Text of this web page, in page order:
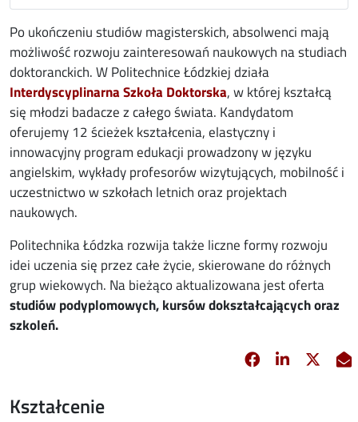
Po ukończeniu studiów magisterskich, absolwenci mają
możliwość rozwoju zainteresowań naukowych na studiach
doktoranckich. W Politechnice Łódzkiej działa
Interdyscyplinarna Szkoła Doktorskaopens in new window
, w której kształcą
się młodzi badacze z całego świata. Kandydatom
oferujemy 12 ścieżek kształcenia, elastyczny i
innowacyjny program edukacji prowadzony w języku
angielskim, wykłady profesorów wizytujących, mobilność i
uczestnictwo w szkołach letnich oraz projektach
naukowych.
Politechnika Łódzka rozwija także liczne formy rozwoju
idei uczenia się przez całe życie, skierowane do różnych
grup wiekowych. Na bieżąco aktualizowana jest oferta
studiów podyplomowych, kursów dokształcających oraz
szkoleń.
Facebook
opens in new
Linkedin
opens in
X
Kształcenie